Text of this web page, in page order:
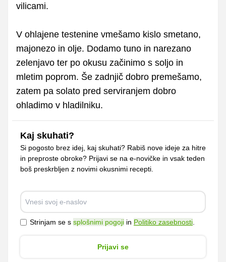
vilicami.
V ohlajene testenine vmešamo kislo smetano,
majonezo in olje. Dodamo tuno in narezano
zelenjavo ter po okusu začinimo s soljo in
mletim poprom. Še zadnjič dobro premešamo,
zatem pa solato pred serviranjem dobro
ohladimo v hladilniku.
Kaj skuhati?
Si pogosto brez idej, kaj skuhati? Rabiš nove ideje za hitre
in preproste obroke? Prijavi se na e-novičke in vsak teden
boš preskrbljen z novimi okusnimi recepti.
Strinjam se s splošnimi pogoji in Politiko zasebnosti
Prijavi se